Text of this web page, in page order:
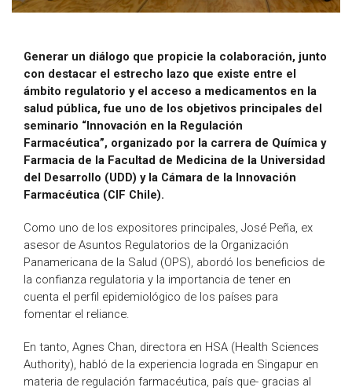
Generar un diálogo que propicie la colaboración, junto
con destacar el estrecho lazo que existe entre el
ámbito regulatorio y el acceso a medicamentos en la
salud pública, fue uno de los objetivos principales del
seminario “Innovación en la Regulación
Farmacéutica”, organizado por la carrera de Química y
Farmacia de la Facultad de Medicina de la Universidad
del Desarrollo (UDD) y la Cámara de la Innovación
Farmacéutica (CIF Chile).
Como uno de los expositores principales, José Peña, ex
asesor de Asuntos Regulatorios de la Organización
Panamericana de la Salud (OPS), abordó los beneficios de
la confianza regulatoria y la importancia de tener en
cuenta el perfil epidemiológico de los países para
fomentar el reliance.
En tanto, Agnes Chan, directora en HSA (Health Sciences
Authority), habló de la experiencia lograda en Singapur en
materia de regulación farmacéutica, país que- gracias al